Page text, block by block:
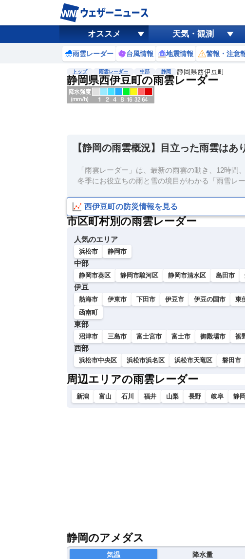
オススメ 天気・観測
雨雲レーダー 台風情報 地震情報 警報・注意
トップ 雨雲レーダー 中部 静岡 静岡県西伊豆町
静岡県西伊豆町の雨雲レーダー
【静岡の雨雲概況】目立った雨雲はあ
「雨雲レーダー」は、最新の雨雲の動き、12時間
冬季にお役立ちの雨と雪の境目がわかる「雨雪レ
西伊豆町の防災情報を見る
市区町村別の雨雲レーダー
人気のエリア
浜松市 静岡市
中部
静岡市葵区 静岡市駿河区 静岡市清水区 島田市
伊豆
熱海市 伊東市 下田市 伊豆市 伊豆の国市 東
函南町
東部
沼津市 三島市 富士宮市 富士市 御殿場市 裾
西部
浜松市中央区 浜松市浜名区 浜松市天竜区 磐田市
周辺エリアの雨雲レーダー
新潟 富山 石川 福井 山梨 長野 岐阜 静岡
静岡のアメダス
気温 降水量